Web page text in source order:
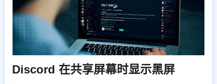
Discord 在共享屏幕时显示黑屏